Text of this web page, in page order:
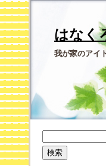
はなく
我が家のアイ